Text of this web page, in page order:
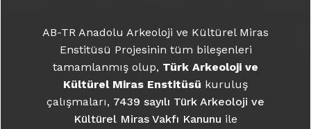
Enstitü
Tarihçe
Kurucular
tamamlanmıştır.
Daha fazla bilgi için:takme.org
AB-TR Anadolu Arkeoloji ve Kültürel Miras
Enstitüsü Projesinin tüm bileşenleri
tamamlanmış olup, Türk Arkeoloji ve
Kültürel Miras Enstitüsü kuruluş
çalışmaları, 7439 sayılı Türk Arkeoloji ve
Kültürel Miras Vakfı Kanunu ile